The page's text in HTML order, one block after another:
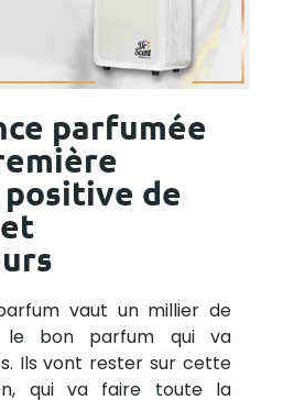
parfumée
de
vaut un millier de
le bon parfum qui va
Ils vont rester sur cette
qui va faire toute la